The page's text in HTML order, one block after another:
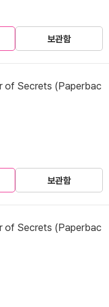
보관함
of Secrets (Paperbac
보관함
of Secrets (Paperbac